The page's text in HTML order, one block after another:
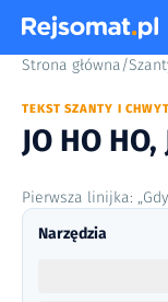
Strona główna/
TEKST SZANTY I
JO HO
Pierwsza linijka:
Narzędzia